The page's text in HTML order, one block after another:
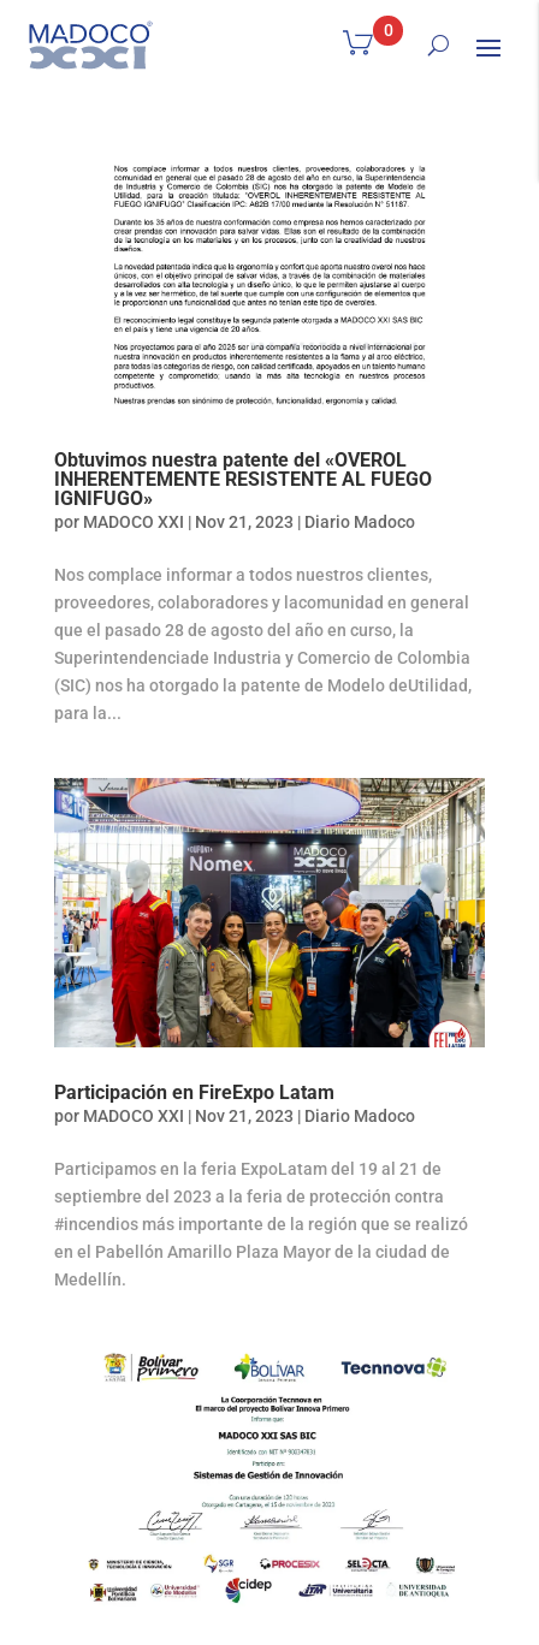
0
Obtuvimos nuestra patente del «OVEROL
INHERENTEMENTE RESISTENTE AL FUEGO
IGNIFUGO»
por MADOCO XXI | Nov 21, 2023 | Diario Madoco
Nos complace informar a todos nuestros clientes,
proveedores, colaboradores y lacomunidad en general
que el pasado 28 de agosto del año en curso, la
Superintendenciade Industria y Comercio de Colombia
(SIC) nos ha otorgado la patente de Modelo deUtilidad,
para la...
Participación en FireExpo Latam
por MADOCO XXI | Nov 21, 2023 | Diario Madoco
Participamos en la feria ExpoLatam del 19 al 21 de
septiembre del 2023 a la feria de protección contra
#incendios más importante de la región que se realizó
en el Pabellón Amarillo Plaza Mayor de la ciudad de
Medellín.